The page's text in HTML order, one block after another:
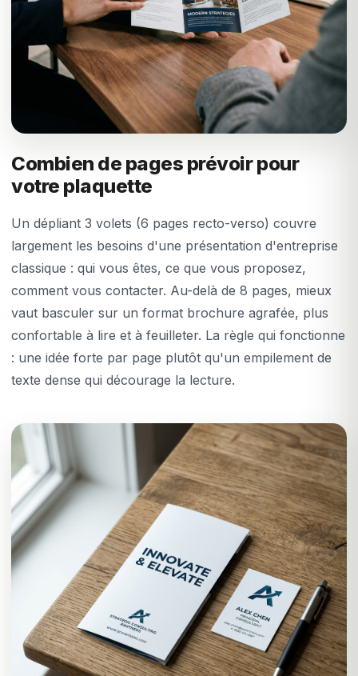
Combien de pages prévoir pour
votre plaquette
Un dépliant 3 volets (6 pages recto-verso) couvre
largement les besoins d'une présentation d'entreprise
classique : qui vous êtes, ce que vous proposez,
comment vous contacter. Au-delà de 8 pages, mieux
vaut basculer sur un format brochure agrafée, plus
confortable à lire et à feuilleter. La règle qui fonctionne
: une idée forte par page plutôt qu'un empilement de
texte dense qui décourage la lecture.